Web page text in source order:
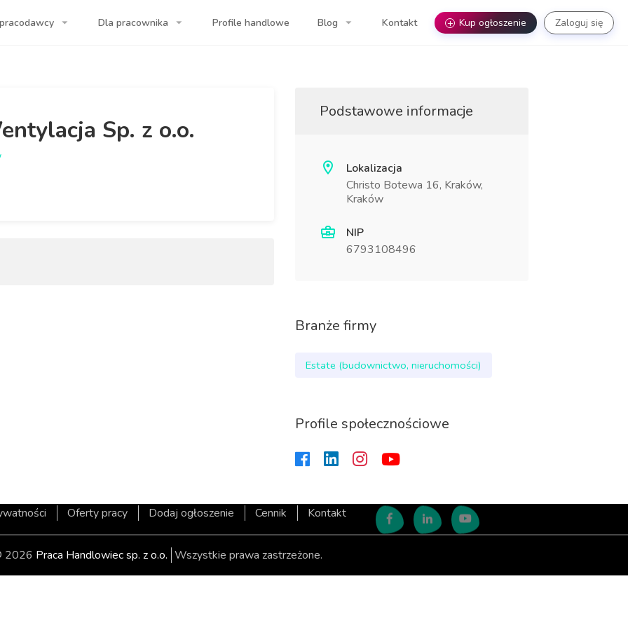
Twojej firmy! Dla pracownika Profile handlowe Blog Kontakt + Kup ogłoszenie Zaloguj się
Sp. z o.o.
Podstawowe informacje
Lokalizacja
Christo Botewa 16, Kraków,
Kraków
NIP
6793108496
Branże firmy
Estate (budownictwo, nieruchomości)
Profile społecznościowe
Oferty pracy Dodaj ogłoszenie Cennik Kontakt
2026 Praca Handlowiec sp. z o.o. Wszystkie prawa zastrzeżone.